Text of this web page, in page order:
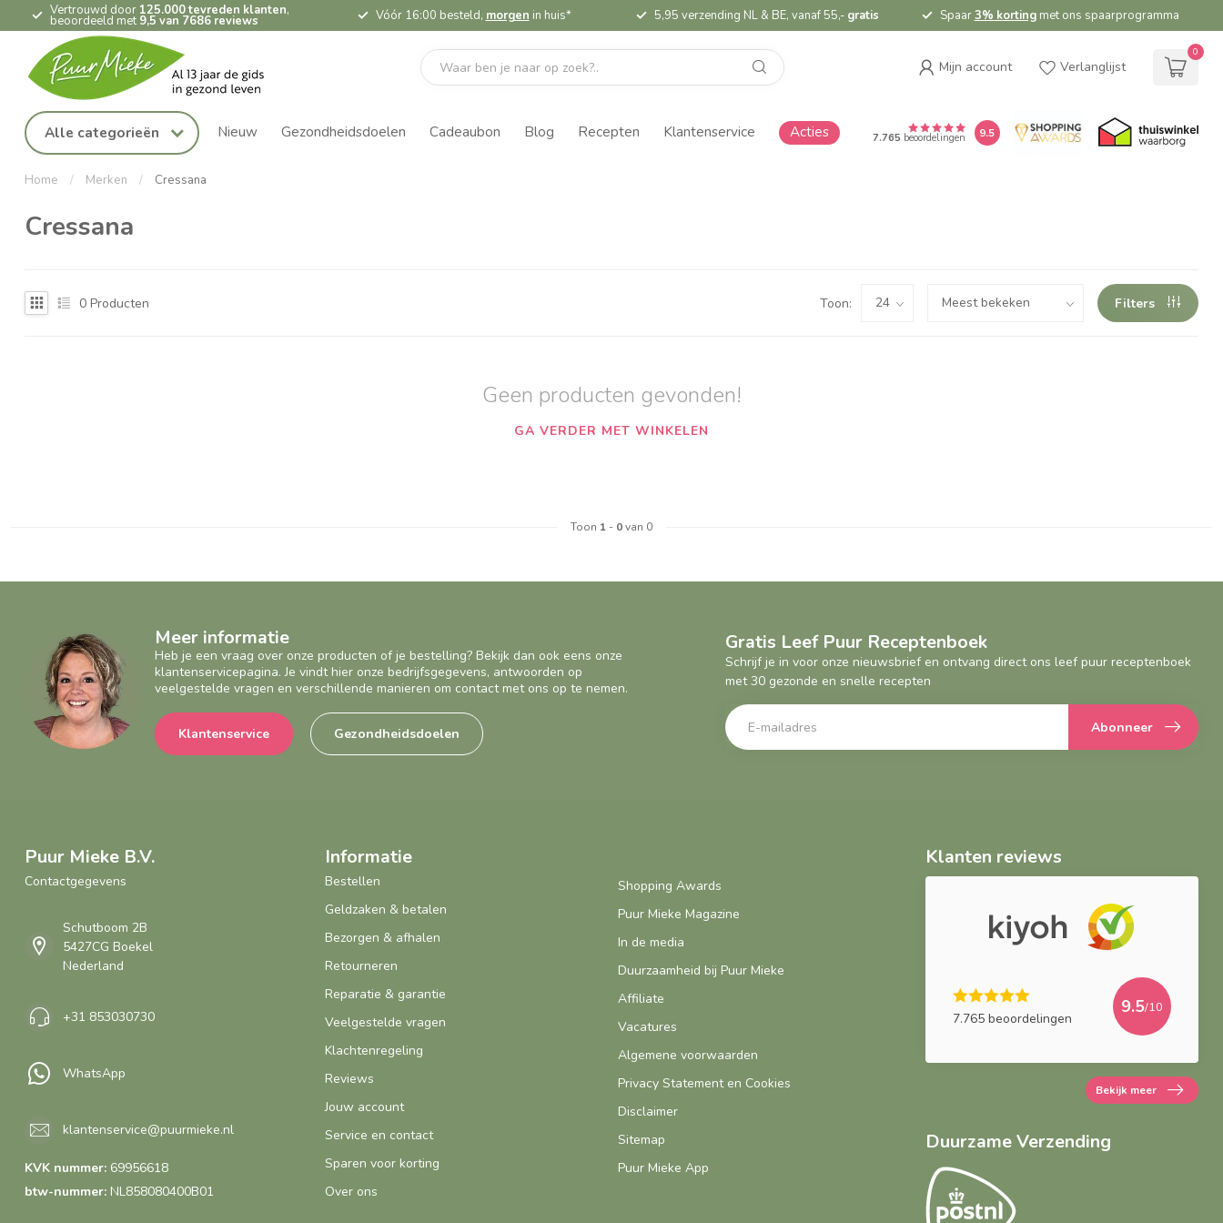
Vertrouwd door 125.000 tevreden klanten,
beoordeeld met 9,5 van 7686 reviews Vóór 16:00 besteld, morgen in huis* 5,95 verzending NL & BE, vanaf 55,- gratis Spaar3% kortingmet ons spaarprogramma
Mijn account Verlanglijst
0
Alle categorieën Nieuw Gezondheidsdoelen Cadeaubon Blog Recepten Klantenservice Acties 7.765 beoordelingen 9.5
Home / Merken / Cressana
Cressana
0 Producten Toon: Filters
Geen producten gevonden!
GA VERDER MET WINKELEN
Toon 1 - 0van 0
Meer informatie
Heb je een vraag over onze producten of je bestelling? Bekijk dan ook eens onze
klantenservicepagina. Je vindt hier onze bedrijfsgegevens, antwoorden op
veelgestelde vragen en verschillende manieren om contact met ons op te nemen.
Klantenservice Gezondheidsdoelen
Gratis Leef Puur Receptenboek
Schrijf je in voor onze nieuwsbrief en ontvang direct ons leef puur receptenboek
met 30 gezonde en snelle recepten
Abonneer
Puur Mieke B.V.
Contactgegevens
Schutboom 2B
5427CG Boekel
Nederland
+31 853030730
WhatsApp
klantenservice@puurmieke.nl
KVK nummer: 69956618
btw-nummer: NL858080400B01
Informatie
Bestellen
Geldzaken & betalen
Bezorgen & afhalen
Retourneren
Reparatie & garantie
Veelgestelde vragen
Klachtenregeling
Reviews
Jouw account
Service en contact
Sparen voor korting
Over ons
Shopping Awards
Puur Mieke Magazine
In de media
Duurzaamheid bij Puur Mieke
Affiliate
Vacatures
Algemene voorwaarden
Privacy Statement en Cookies
Disclaimer
Sitemap
Puur Mieke App
Klanten reviews
7.765 beoordelingen
9.5/10
Bekijk meer
Duurzame Verzending